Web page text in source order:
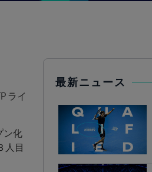
ライ
ン化
人目
最新ニュース